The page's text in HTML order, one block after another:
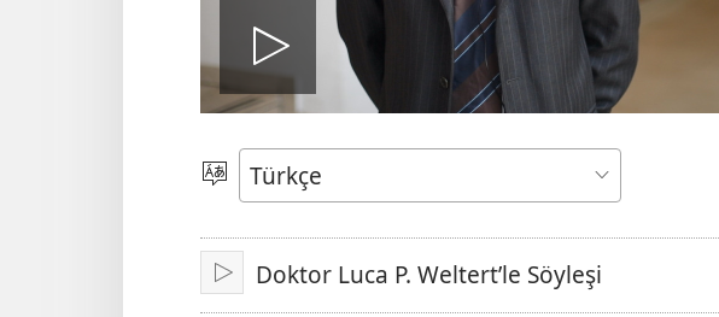
Videoyu
oynat
Bir
Seçin
OynatDoktor Luca P. Weltert’le Söyleşi